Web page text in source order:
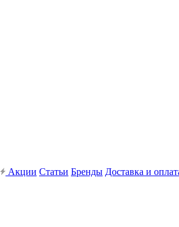
Акции Статьи Бренды Доставка и